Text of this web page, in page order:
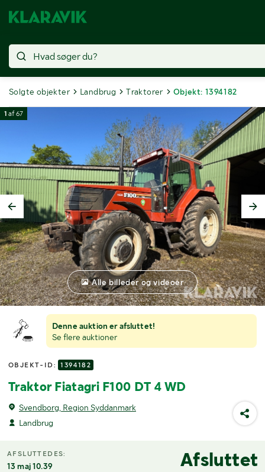
Solgte objekter Landbrug Traktorer Objekt: 1394182
Denne auktion er afsluttet!
Se flere auktioner
OBJEKT-ID: 1394182
Traktor Fiatagri F100 DT 4 WD
Svendborg, Region Syddanmark
Landbrug
1 af67
Alle billeder og videoer
AFSLUTTEDES:
13 maj 10.39 Afsluttet